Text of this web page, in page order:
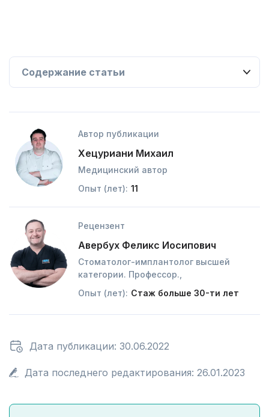
Автор публикации
Хецуриани Михаил
Медицинский автор
Опыт (лет): 11
Рецензент
Авербух Феликс Иосипович
Стоматолог-имплантолог высшей
категории. Профессор.,
Опыт (лет): Стаж больше 30-ти лет
Дата публикации: 30.06.2022
Дата последнего редактирования: 26.01.2023